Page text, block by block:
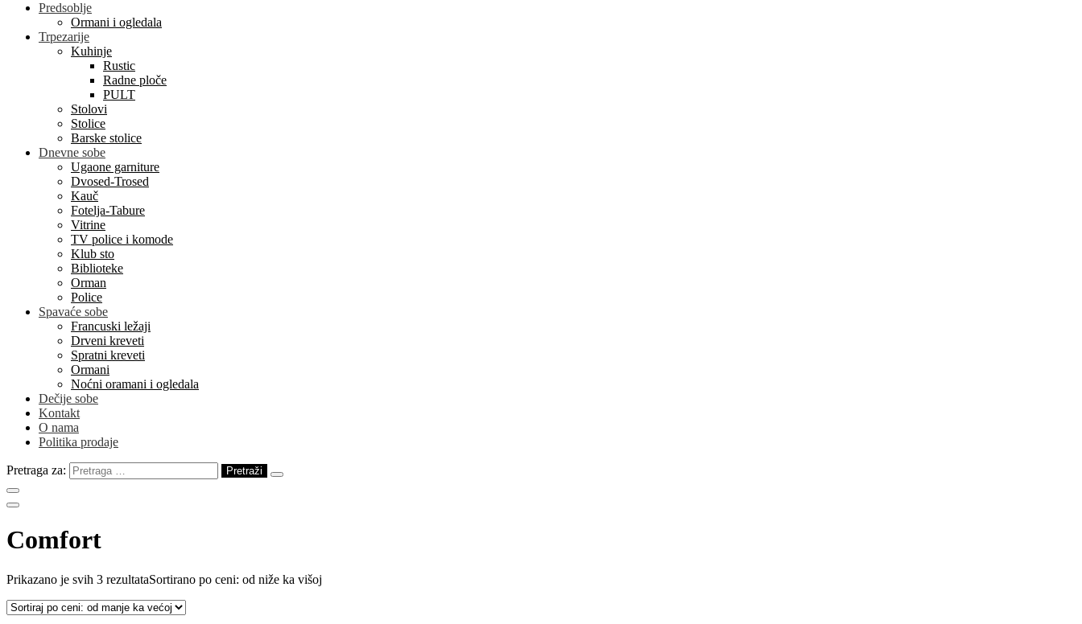
Predsoblje
Ormani i ogledala
Trpezarije
Kuhinje
Rustic
Radne ploče
PULT
Stolovi
Stolice
Barske stolice
Dnevne sobe
Ugaone garniture
Dvosed-Trosed
Kauč
Fotelja-Tabure
Vitrine
TV police i komode
Klub sto
Biblioteke
Orman
Police
Spavaće sobe
Francuski ležaji
Drveni kreveti
Spratni kreveti
Ormani
Noćni oramani i ogledala
Dečije sobe
Kontakt
O nama
Politika prodaje
Pretraga za:
Comfort
Prikazano je svih 3 rezultataSortirano po ceni: od niže ka višoj